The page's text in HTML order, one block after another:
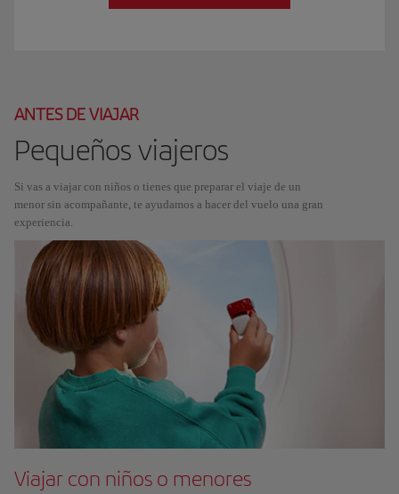
ANTES DE VIAJAR
Pequeños viajeros
Si vas a viajar con niños o tienes que preparar el viaje de un
menor sin acompañante, te ayudamos a hacer del vuelo una gran
experiencia.
Viajar con niños o menores